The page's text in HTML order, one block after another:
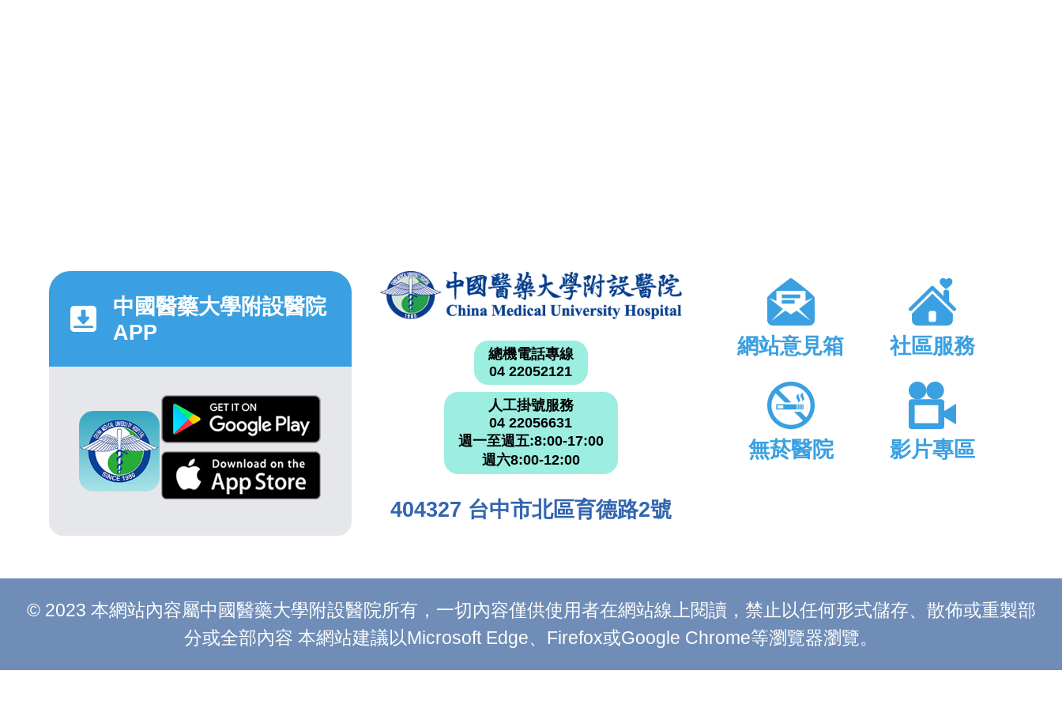
中國醫藥大學附設醫院
APP
總機電話專線
04 22052121
人工掛號服務
04 22056631
週一至週五:8:00-17:00
週六8:00-12:00
404327 台中市北區育德路2號
網站意見箱 社區服務
無菸醫院 影片專區
© 2023 本網站內容屬中國醫藥大學附設醫院所有，一切內容僅供使用者在網站線上閱讀，禁止以任何形式儲存、散佈或重製部
分或全部內容 本網站建議以Microsoft Edge、Firefox或Google Chrome等瀏覽器瀏覽。